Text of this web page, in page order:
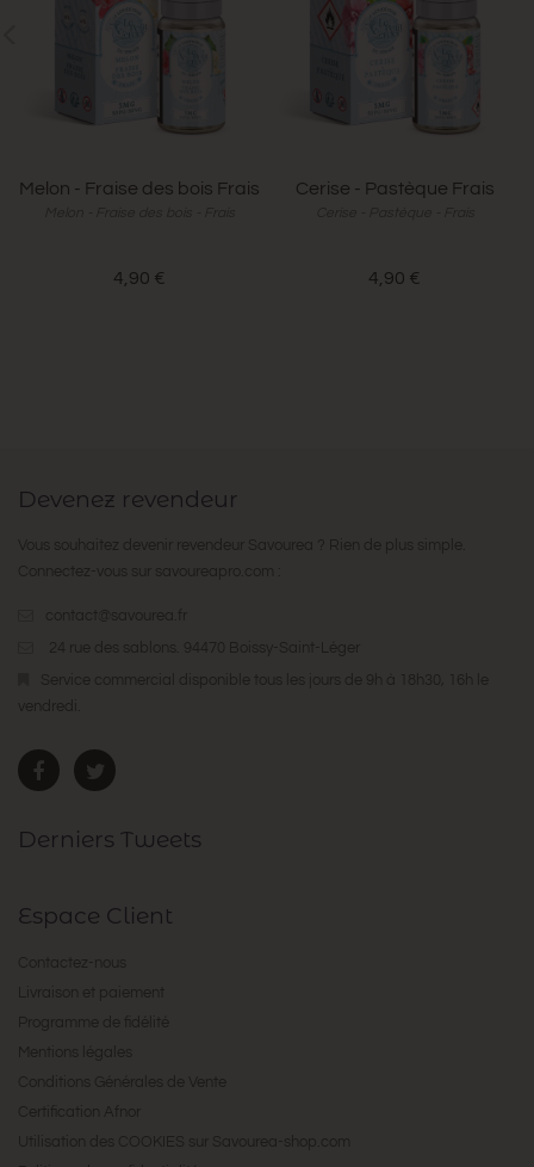
Melon - Fraise des bois Frais
4,90 €
Cerise - Pastèque Frais
4,90 €
Devenez revendeur
Derniers Tweets
Espace Client